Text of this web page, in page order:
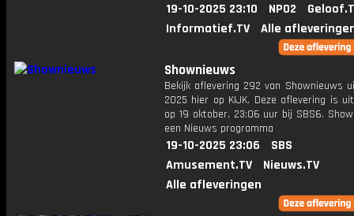
19-10-2025 23:10 NPO2
Informatief.TV
Alle
Shownieuws
Bekijk aflevering 292 van Shownieuws
2025 hier op KIJK. Deze aflevering is
op 19 oktober, 23:06 uur bij SBS6.
een Nieuws programma
19-10-2025 23:06
SBS
Amusement.TV
Nieuws.TV
Alle afleveringen